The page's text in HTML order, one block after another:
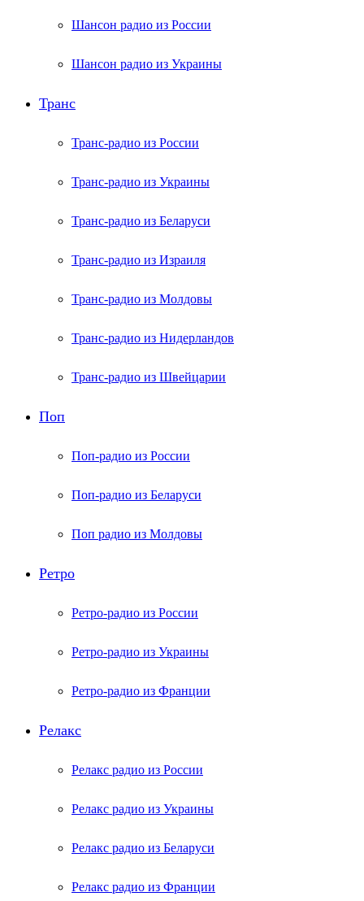
Шансон радио из России
Шансон радио из Украины
Транс
Транс-радио из России
Транс-радио из Украины
Транс-радио из Беларуси
Транс-радио из Израиля
Транс-радио из Молдовы
Транс-радио из Нидерландов
Транс-радио из Швейцарии
Поп
Поп-радио из России
Поп-радио из Беларуси
Поп радио из Молдовы
Ретро
Ретро-радио из России
Ретро-радио из Украины
Ретро-радио из Франции
Релакс
Релакс радио из России
Релакс радио из Украины
Релакс радио из Беларуси
Релакс радио из Франции